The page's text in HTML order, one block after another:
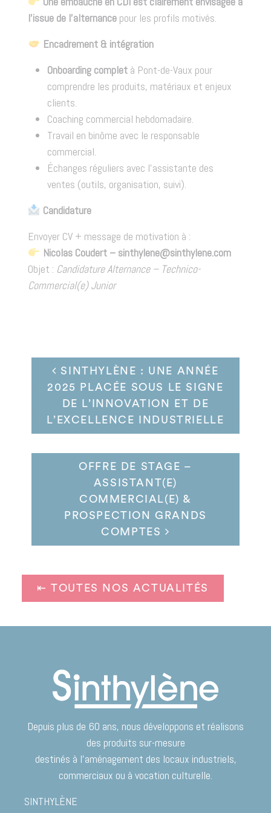
l’issue de l’alternance pour les profils motivés.
Encadrement & intégration
Onboarding complet à Pont-de-Vaux pour
comprendre les produits, matériaux et enjeux
clients.
Coaching commercial hebdomadaire.
Travail en binôme avec le responsable
commercial.
Échanges réguliers avec l’assistante des
ventes (outils, organisation, suivi).
Candidature
Envoyer CV + message de motivation à :
Nicolas Coudert – sinthylene@sinthylene.com
Objet : Candidature Alternance – Technico-
Commercial(e) Junior
SINTHYLÈNE : UNE ANNÉE
2025 PLACÉE SOUS LE SIGNE
DE L’INNOVATION ET DE
L’EXCELLENCE INDUSTRIELLE
OFFRE DE STAGE –
ASSISTANT(E)
COMMERCIAL(E) &
PROSPECTION GRANDS
COMPTES
⇤ TOUTES NOS ACTUALITÉS
Depuis plus de 60 ans, nous développons et réalisons
des produits sur-mesure
destinés à l’aménagement des locaux industriels,
commerciaux ou à vocation culturelle.
SINTHYLÈNE